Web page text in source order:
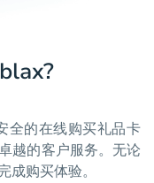
全的在线购买礼品卡
越的客户服务。无论
购买体验。